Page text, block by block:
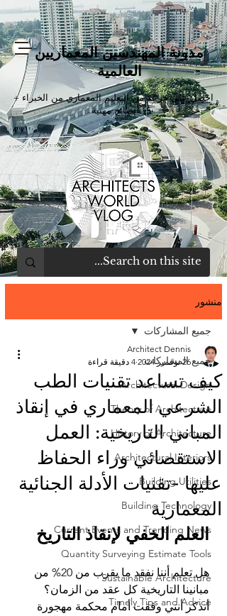
مدونة المهندسين المعماريين
العالمية
احصل على جرعة من التعليم المعماري من الخبراء +
نصائح مهنية
منشور
جميع المشاركات
Architectural Design
Theory of Architecture
History of Architecture
Architectural Interiors
Building Utilities
Building Technology
Current Events and Trending News
Quantity Surveying Estimate Tools
Sustainable Architecture
Timely Tips and Advice
جميع المشاركات
كيف تساعد تقنيات الطب
الشرعي المعماري في إنقاذ
المباني التاريخية: العمل
الاستقصائي وراء الحفاظ
عليها -تقنيات الأدلة الجنائية
المعمارية
Architect Dennis
26 نوفمبر 2024
4 دقيقة قراءة
العلم الخفي لإنقاذ التاريخ
هل تعلم أننا نفقد ما يقرب من 20% من
مبانينا التاريخية كل عقد من الزمان؟
أتذكر أنني وقفت أمام محكمة مهجورة